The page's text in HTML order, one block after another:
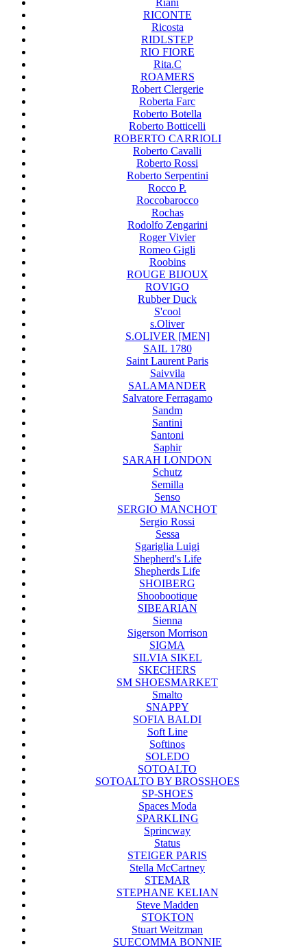
Riani
RICONTE
Ricosta
RIDLSTEP
RIO FIORE
Rita.C
ROAMERS
Robert Clergerie
Roberta Farc
Roberto Botella
Roberto Botticelli
ROBERTO CARRIOLI
Roberto Cavalli
Roberto Rossi
Roberto Serpentini
Rocco P.
Roccobarocco
Rochas
Rodolfo Zengarini
Roger Vivier
Romeo Gigli
Roobins
ROUGE BIJOUX
ROVIGO
Rubber Duck
S'cool
s.Oliver
S.OLIVER [MEN]
SAIL 1780
Saint Laurent Paris
Saivvila
SALAMANDER
Salvatore Ferragamo
Sandm
Santini
Santoni
Saphir
SARAH LONDON
Schutz
Semilla
Senso
SERGIO MANCHOT
Sergio Rossi
Sessa
Sgariglia Luigi
Shepherd's Life
Shepherds Life
SHOIBERG
Shoobootique
SIBEARIAN
Sienna
Sigerson Morrison
SIGMA
SILVIA SIKEL
SKECHERS
SM SHOESMARKET
Smalto
SNAPPY
SOFIA BALDI
Soft Line
Softinos
SOLEDO
SOTOALTO
SOTOALTO BY BROSSHOES
SP-SHOES
Spaces Moda
SPARKLING
Sprincway
Status
STEIGER PARIS
Stella McCartney
STEMAR
STEPHANE KELIAN
Steve Madden
STOKTON
Stuart Weitzman
SUECOMMA BONNIE